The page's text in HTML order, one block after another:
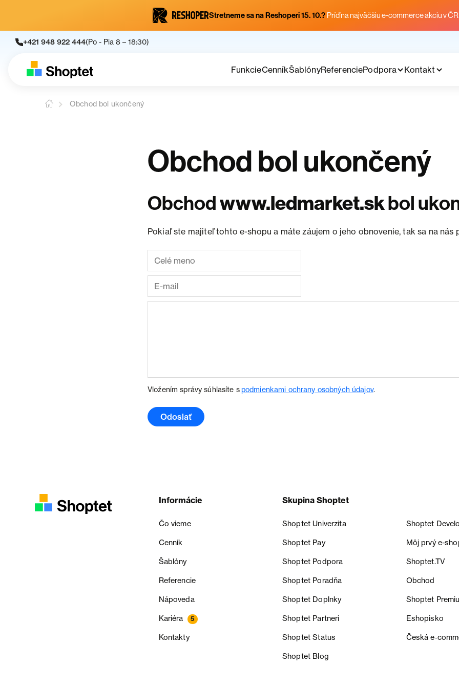
Stretneme sa na Reshoperi 15. 10.? Príď na najväčšiu e-commerce akciu v ČR.
+421 948 922 444(Po - Pia 8 – 18:30)
FunkcieCenníkŠablónyReferenciePodpora Kontakt
Obchod bol ukončený
Obchod bol ukončený
Obchodwww.ledmarket.skbol
Pokiaľ ste majiteľ tohto e-shopu a máte záujem o jeho obnovenie, tak sa na nás
Vložením správy súhlasíte spodmienkami ochrany osobných údajov.
Odoslať
Informácie
Čo vieme
Cenník
Šablóny
Referencie
Nápoveda
Kariéra 5
Kontakty
Skupina Shoptet
Shoptet Univerzita Shoptet
Shoptet Pay Môj prvý e-
Shoptet Podpora Shoptet.TV
Shoptet Poradňa Obchod
Shoptet Doplnky Shoptet
Shoptet Partneri Eshopisko
Shoptet Status Česká
Shoptet Blog